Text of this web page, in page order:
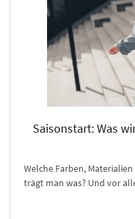
Saisonstart: Was
Welche Farben,
trägt man was? Und vor